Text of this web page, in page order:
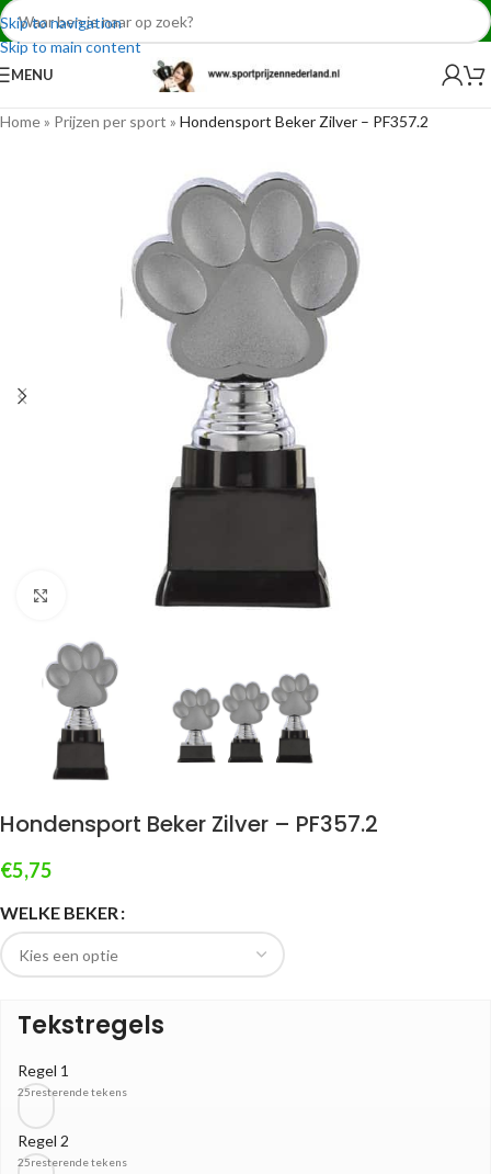
Skip to navigation
Skip to main content
MENU
Home» Prijzen per sport » Hondensport Beker Zilver – PF357.2
Klik om te vergroten
Hondensport Beker Zilver – PF357.2
€5,75
WELKE BEKER
Tekstregels
Regel 1
25resterende tekens
Regel 2
25resterende tekens